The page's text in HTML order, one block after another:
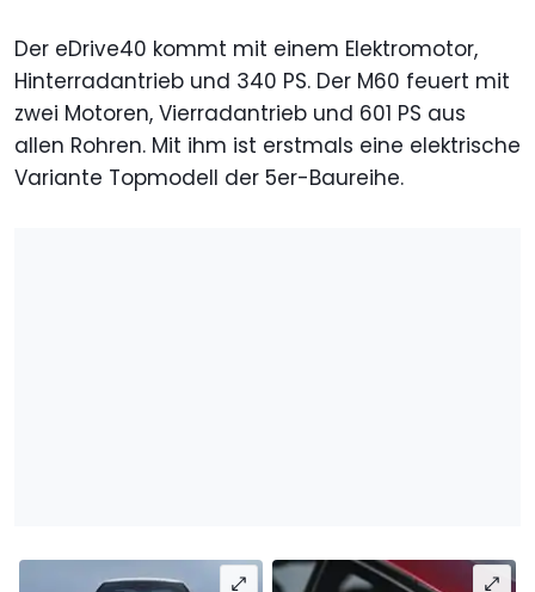
Der eDrive40 kommt mit einem Elektromotor,
Hinterradantrieb und 340 PS. Der M60 feuert mit
zwei Motoren, Vierradantrieb und 601 PS aus
allen Rohren. Mit ihm ist erstmals eine elektrische
Variante Topmodell der 5er-Baureihe.